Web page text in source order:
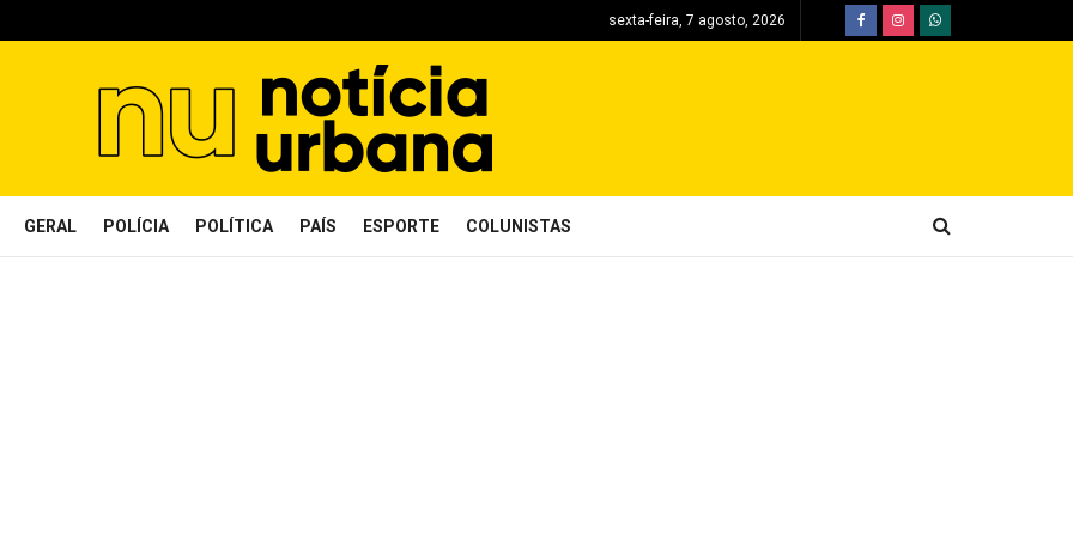
sexta-feira, 7 agosto, 2026
GERAL POLÍCIA POLÍTICA PAÍS ESPORTE COLUNISTAS